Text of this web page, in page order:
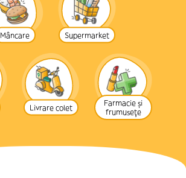
Mâncare Supermarket
Livrare colet
Farmacie și
frumusețe